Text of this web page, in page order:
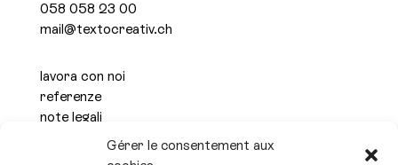
Gérer le consentement aux
058 058 23 00
mail@textocreativ.ch
lavora con noi
referenze
note legali
informativa sulla privacy